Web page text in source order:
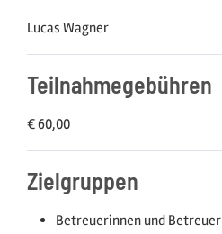
Lucas Wagner
Teilnahme­gebühren
€ 60,00
Zielgruppen
Betreuerinnen und Betreuer